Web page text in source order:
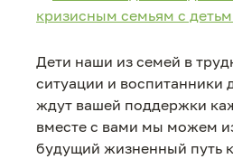
кризисным семьям с
Дети наши из семей в
ситуации и воспитанники
ждут вашей поддержки
вместе с вами мы можем
будущий жизненный путь